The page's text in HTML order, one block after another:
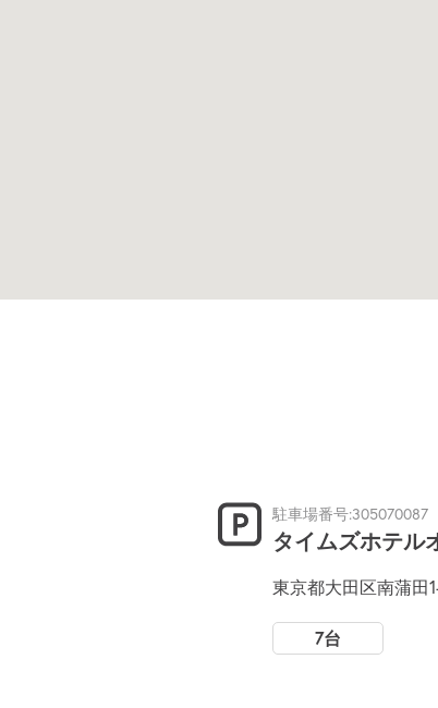
駐車場番号:305070087
タイムズホテル
東京都大田区南蒲田
7台